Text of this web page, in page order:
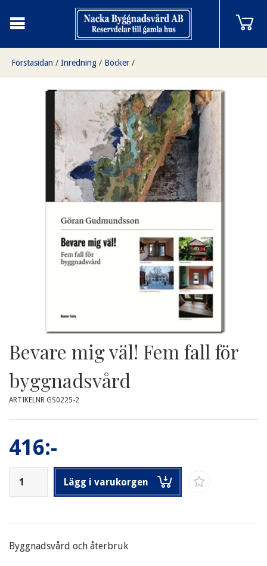
Förstasidan / Inredning / Böcker /
Bevare mig väl! Fem fall för byggnadsvård
Bevare mig väl! Fem fall för
byggnadsvård
ARTIKELNR GS0225-2
416:-
Lägg i varukorgen
Byggnadsvård och återbruk